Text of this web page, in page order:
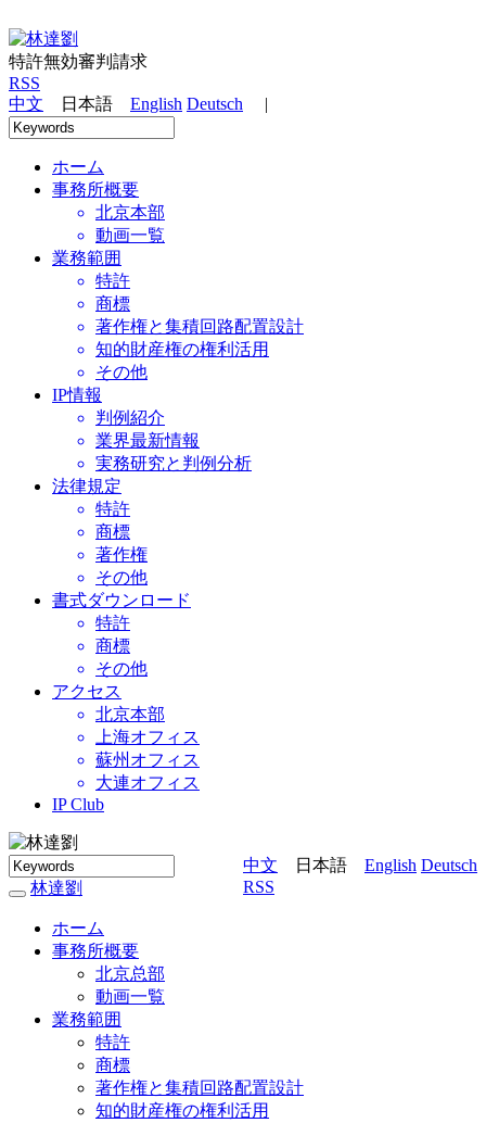
特許無効審判請求
RSS
中文 日本語 English Deutsch |
ホーム
事務所概要
北京本部
動画一覧
業務範囲
特許
商標
著作権と集積回路配置設計
知的財産権の権利活用
その他
IP情報
判例紹介
業界最新情報
実務研究と判例分析
法律規定
特許
商標
著作権
その他
書式ダウンロード
特許
商標
その他
アクセス
北京本部
上海オフィス
蘇州オフィス
大連オフィス
IP Club
中文 日本語 English Deutsch
RSS
林
林達劉
ホーム
事務所概要
北京总部
動画一覧
業務範囲
特許
商標
著作権と集積回路配置設計
知的財産権の権利活用